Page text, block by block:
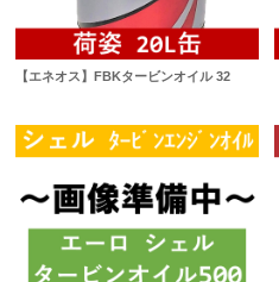
【エネオス】FBKタービンオイル 32